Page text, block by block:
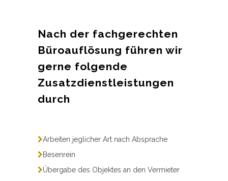
Nach der fachgerechten
Büroauflösung führen wir
gerne folgende
Zusatzdienstleistungen
durch
Arbeiten jeglicher Art nach Absprache
Besenrein
Übergabe des Objektes an den Vermieter